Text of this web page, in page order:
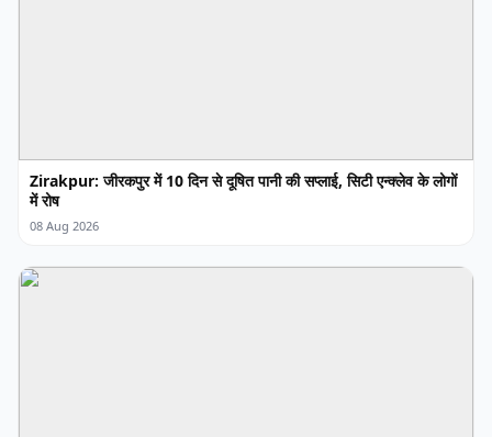
Zirakpur: जीरकपुर में 10 दिन से दूषित पानी की सप्लाई, सिटी एन्क्लेव के लोगों
में रोष
08 Aug 2026